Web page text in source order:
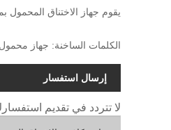
يقوم جهاز الاختناق
الكلمات الساخنة: جهاز
إرسال استفسار
لا تتردد في تقديم استفسارك